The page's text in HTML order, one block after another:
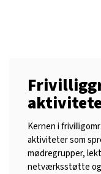
Kernen i
aktiviteter som
mødregrupper,
netværksstøtte og